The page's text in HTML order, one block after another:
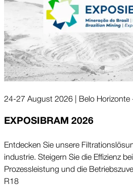
24-27 August 2026 | Belo Horizonte
EXPOSIBRAM 2026
Entdecken Sie unsere
industrie. Steigern Sie die Effizienz
Prozess­leistung und die
R18